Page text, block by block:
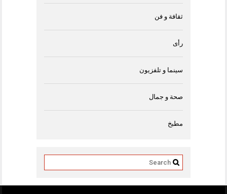
ثقافة و فن
رأى
سينما و تلفزيون
صحة و جمال
مطبخ